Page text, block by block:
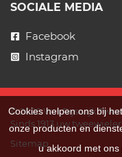
SOCIALE MEDIA
Facebook
Instagram
© 2026 Van Rijswijk
Sinds 1913 uw
Sitemap
Cookies helpen ons bij
onze producten en
u akkoord met